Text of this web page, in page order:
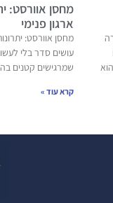
מחסן אוורסט:
ארגון פנימי
מחסן אוורסט:
עושים סדר בלי
שמרגישים קטנים
קרא עוד »